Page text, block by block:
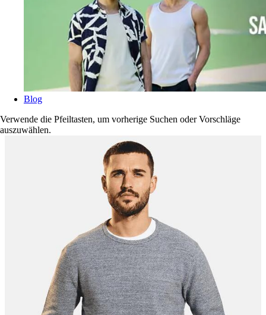
Blog
Verwende die Pfeiltasten, um vorherige Suchen oder Vorschläge
auszuwählen.